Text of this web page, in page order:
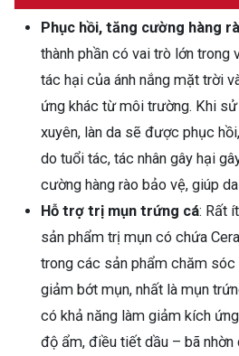
Phục hồi, tăng cường hàng
thành phần có vai trò lớn trong
tác hại của ánh nắng mặt trời
ứng khác từ môi trường. Khi
xuyên, làn da sẽ được phục
do tuổi tác, tác nhân gây hại
cường hàng rào bảo vệ, giúp
Hỗ trợ trị mụn trứng cá: Rất
sản phẩm trị mụn có chứa
trong các sản phẩm chăm sóc
giảm bớt mụn, nhất là mụn
có khả năng làm giảm kích
độ ẩm, điều tiết dầu – bã